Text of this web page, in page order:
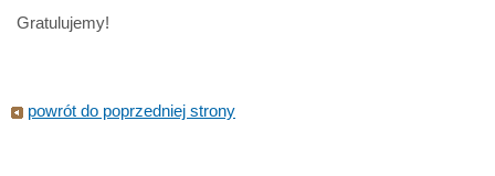
Gratulujemy!
powrót do poprzedniej strony